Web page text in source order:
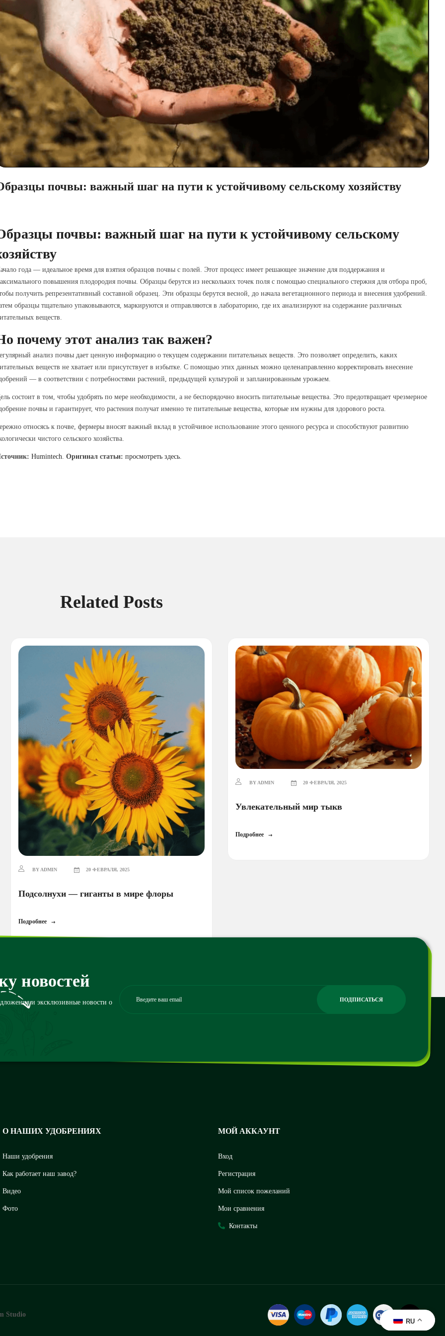
почвы: важный шаг на пути к устойчивому сельскому хозяйству
почвы: важный шаг на пути к устойчивому сельскому
года — идеальное время для взятия образцов почвы с полей. Этот процесс имеет решающее значение для поддержания и
повышения плодородия почвы. Образцы берутся из нескольких точек поля с помощью специального стержня для отбора проб,
получить репрезентативный составной образец. Эти образцы берутся весной, до начала вегетационного периода и внесения удобрений.
образцы тщательно упаковываются, маркируются и отправляются в лабораторию, где их анализируют на содержание различных
веществ.
почему этот анализ так важен?
анализ почвы дает ценную информацию о текущем содержании питательных веществ. Это позволяет определить, каких
веществ не хватает или присутствует в избытке. С помощью этих данных можно целенаправленно корректировать внесение
— в соответствии с потребностями растений, предыдущей культурой и запланированным урожаем.
состоит в том, чтобы удобрять по мере необходимости, а не беспорядочно вносить питательные вещества. Это предотвращает чрезмерное
почвы и гарантирует, что растения получат именно те питательные вещества, которые им нужны для здорового роста.
относясь к почве, фермеры вносят важный вклад в устойчивое использование этого ценного ресурса и способствуют развитию
чистого сельского хозяйства.
Humintech Оригинал статьи: просмотреть здесь.
Related Posts
BY ADMIN 20 ФЕВРАЛЯ, 2025
Подсолнухи — гиганты в мире флоры
Подробнее
BY ADMIN 20 ФЕВРАЛЯ, 2025
Увлекательный мир тыкв
Подробнее
новостей
и эксклюзивные новости о
О НАШИХ УДОБРЕНИЯХ
Наши удобрения
Как работает наш завод?
Видео
Фото
МОЙ АККАУНТ
Вход
Регистрация
Мой список пожеланий
Мои сравнения
Контакты
Studio
RU